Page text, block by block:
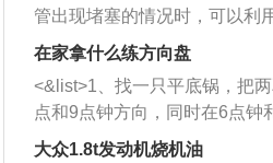
管出现堵塞的情况时，可以利
者是细棍，直接将杂物给取出
堵塞情况比较严重，也可以采
施。 <&list>2、直接利用木棍
杂物推到排气管里面的位置处
三元催化器拆解开，就可以将
在家拿什么练方向盘
<&list>1、找一只平底锅，把
点和9点钟方向，同时在6点钟
方向做一个标记。 <&list>2、
大众1.8t发动机烧机油